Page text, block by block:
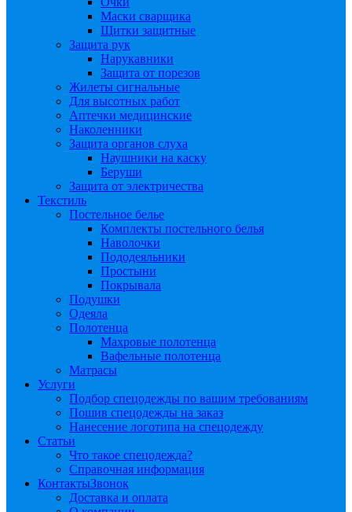
Маски сварщика
Щитки защитные
Защита рук
Нарукавники
Защита от порезов
Жилеты сигнальные
Для высотных работ
Аптечки медицинские
Наколенники
Защита органов слуха
Наушники на каску
Беруши
Защита от электричества
Текстиль
Постельное белье
Комплекты постельного белья
Наволочки
Пододеяльники
Простыни
Покрывала
Подушки
Одеяла
Полотенца
Махровые полотенца
Вафельные полотенца
Матрасы
Услуги
Подбор спецодежды по вашим требованиям
Пошив спецодежды на заказ
Нанесение логотипа на спецодежду
Статьи
Что такое спецодежда?
Справочная информация
КонтактыЗвонок
Доставка и оплата